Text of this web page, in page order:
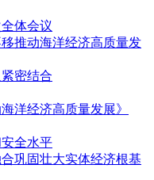
体会议
推动海洋经济高质量发
密结合
洋经济高质量发展》
全水平
巩固壮大实体经济根基